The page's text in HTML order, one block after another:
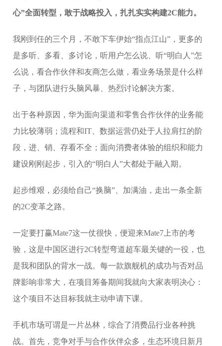
心”全面转型，敢于战略投入，扎扎实实构建2C能力。
我刚到任的三个月，不敢下车伊始“指点江山”，更多的
是多听、多看、多讨论，听用户怎么说、听“明白人”怎
么说，看合作伙伴和友商怎么做，看业务场景是什么样
子，与团队进行头脑风暴、热烈讨论解决方案。
出于各种原因，华为面向渠道和零售合作伙伴的业务能
力比较薄弱；流程和IT、数据运营仍处于人拉肩扛的阶
段，进、销、存看不全；面向消费者体验的组织和能力
建设刚刚起步，引入的“明白人”大都处于融入期。
起步维艰，必须给自己“换脑”、加满油，走出一条全新
的2C变革之路。
一定要打赢Mate7这一仗很快，便迎来Mate7上市的考
验，这是中国区进行2C转型弯道超车最关键的一役，也
是我和团队的背水一战。每一款旗舰机的成功与否对品
牌影响非常大，在项目筹备期间我就向大家表明决心：
这个项目不达目标我就主动申请下课。
手机市场可谓是一片丛林，综合了消费品行业各种挑
战。首先，竞争对手与合作伙伴众多，生态环境日新月